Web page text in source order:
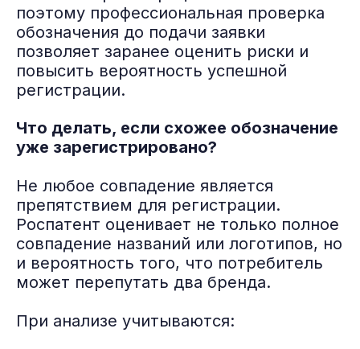
поэтому профессиональная проверка
обозначения до подачи заявки
позволяет заранее оценить риски и
повысить вероятность успешной
регистрации.
Что делать, если схожее обозначение
уже зарегистрировано?
Не любое совпадение является
препятствием для регистрации.
Роспатент оценивает не только полное
совпадение названий или логотипов, но
и вероятность того, что потребитель
может перепутать два бренда.
При анализе учитываются: